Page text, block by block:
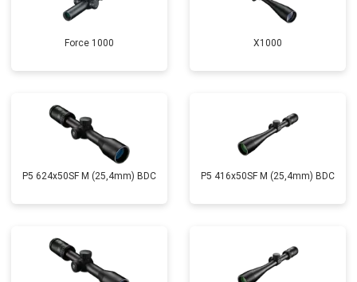
Force 1000 X1000
P5 624x50SF M (25,4mm) BDC P5 416x50SF M (25,4mm) BDC